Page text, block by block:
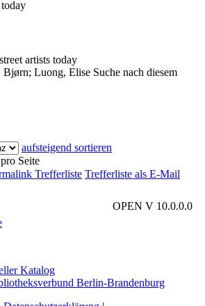
artists today
Bjørn; Luong, Elise Suche nach diesem
aufsteigend sortieren
Seite
Trefferliste Trefferliste als E-Mail
OPEN V 10.0.0.0
Katalog
Berlin-Brandenburg